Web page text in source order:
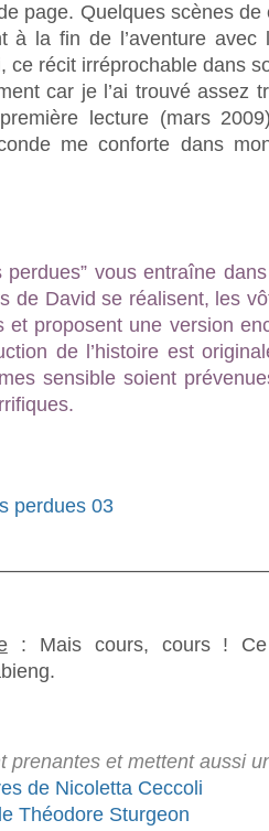
page. Quelques scènes de
à la fin de l’aventure avec
ce récit irréprochable dans
car je l’ai trouvé assez
lecture (mars
me conforte dans
perdues” vous entraîne
de David se réalisent, les
et proposent une version
de l’histoire est
sensible soient
: Mais cours, cours !
prenantes et mettent aussi
de Nicoletta Ceccoli
Théodore Sturgeon